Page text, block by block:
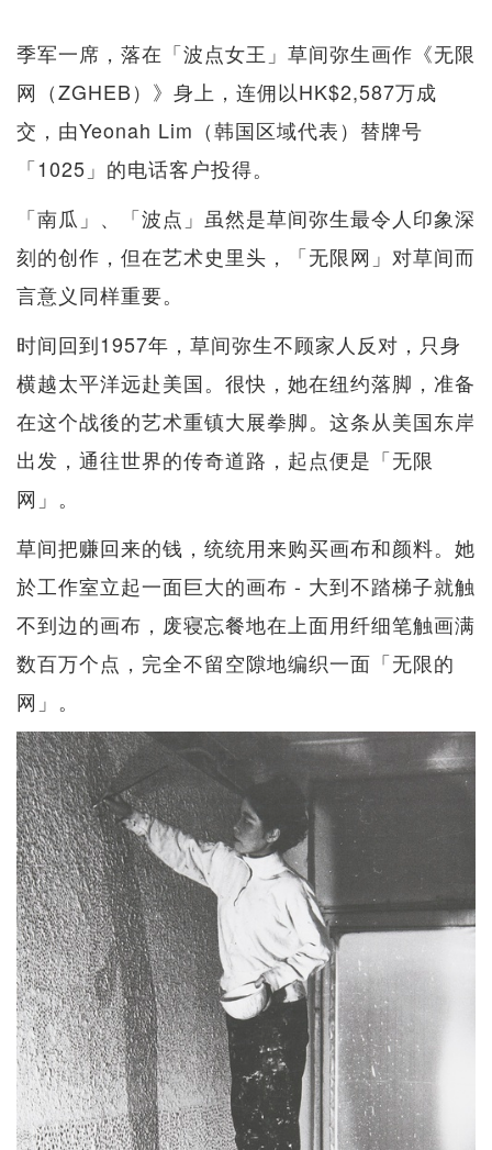
季军一席，落在「波点女王」草间弥生画作《无限
网（ZGHEB）》身上，连佣以HK$2,587万成
交，由Yeonah Lim（韩国区域代表）替牌号
「1025」的电话客户投得。
「南瓜」、「波点」虽然是草间弥生最令人印象深
刻的创作，但在艺术史里头，「无限网」对草间而
言意义同样重要。
时间回到1957年，草间弥生不顾家人反对，只身
横越太平洋远赴美国。很快，她在纽约落脚，准备
在这个战後的艺术重镇大展拳脚。这条从美国东岸
出发，通往世界的传奇道路，起点便是「无限
网」。
草间把赚回来的钱，统统用来购买画布和颜料。她
於工作室立起一面巨大的画布 - 大到不踏梯子就触
不到边的画布，废寝忘餐地在上面用纤细笔触画满
数百万个点，完全不留空隙地编织一面「无限的
网」。